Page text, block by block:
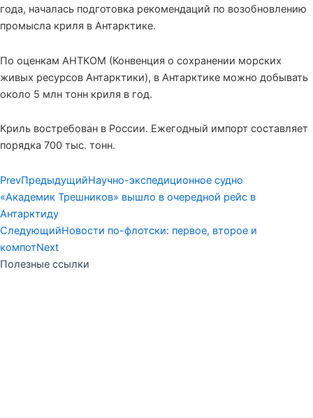
года, началась подготовка рекомендаций по возобновлению
промысла криля в Антарктике.
По оценкам АНТКОМ (Конвенция о сохранении морских
живых ресурсов Антарктики), в Антарктике можно добывать
около 5 млн тонн криля в год.
Криль востребован в России. Ежегодный импорт составляет
порядка 700 тыс. тонн.
PrevПредыдущийНаучно-экспедиционное судно
«Академик Трешников» вышло в очередной рейс в
Антарктиду
СледующийНовости по-флотски: первое, второе и
компотNext
Полезные ссылки